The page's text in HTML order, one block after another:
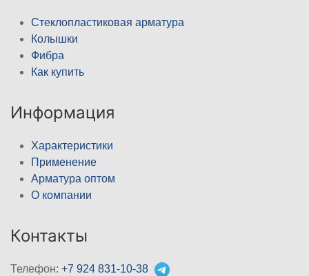
Стеклопластиковая арматура
Колышки
Фибра
Как купить
Информация
Характеристики
Применение
Арматура оптом
О компании
Контакты
Телефон: +7 924 831-10-38